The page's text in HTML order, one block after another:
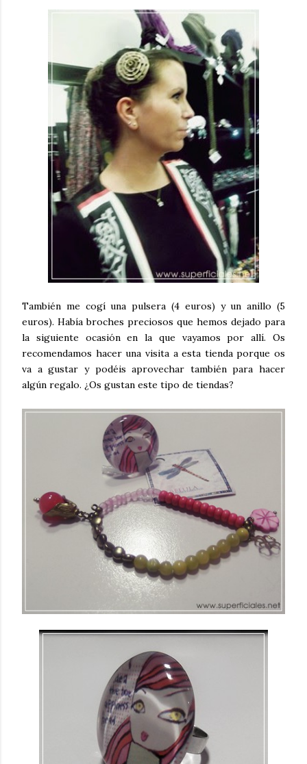
También me cogí una pulsera (4 euros) y un anillo (5
euros). Había broches preciosos que hemos dejado para
la siguiente ocasión en la que vayamos por allí. Os
recomendamos hacer una visita a esta tienda porque os
va a gustar y podéis aprovechar también para hacer
algún regalo. ¿Os gustan este tipo de tiendas?